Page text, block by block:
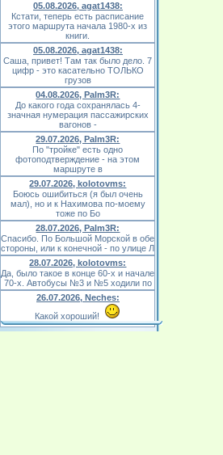
05.08.2026, agat1438:
Кстати, теперь есть расписание
этого маршрута начала 1980-х из
книги.
05.08.2026, agat1438:
Саша, привет! Там так было дело. 7
цифр - это касательно ТОЛЬКО
грузов
04.08.2026, Palm3R:
До какого года сохранялась 4-
значная нумерация пассажирских
вагонов -
29.07.2026, Palm3R:
По "тройке" есть одно
фотоподтверждение - на этом
маршруте в
29.07.2026, kolotovms:
Боюсь ошибиться (я был очень
мал), но и к Нахимова по-моему
тоже по Бо
28.07.2026, Palm3R:
Спасибо. По Большой Морской в обе
стороны, или к конечной - по улице Л
28.07.2026, kolotovms:
Да, было такое в конце 60-х и начале
70-х. Автобусы №3 и №5 ходили по
26.07.2026, Neches:
Какой хороший!